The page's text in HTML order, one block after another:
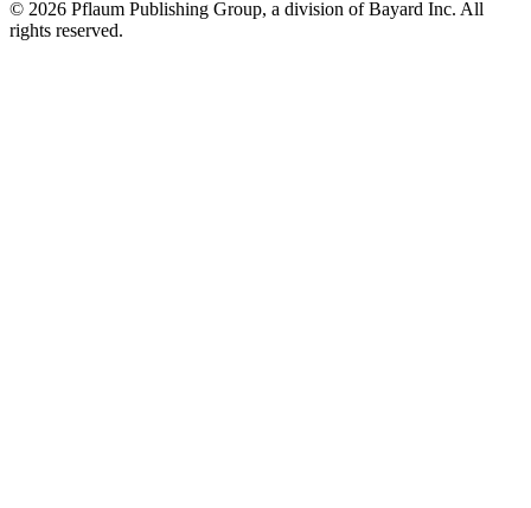
© 2026 Pflaum Publishing Group, a division of Bayard Inc. All
rights reserved.